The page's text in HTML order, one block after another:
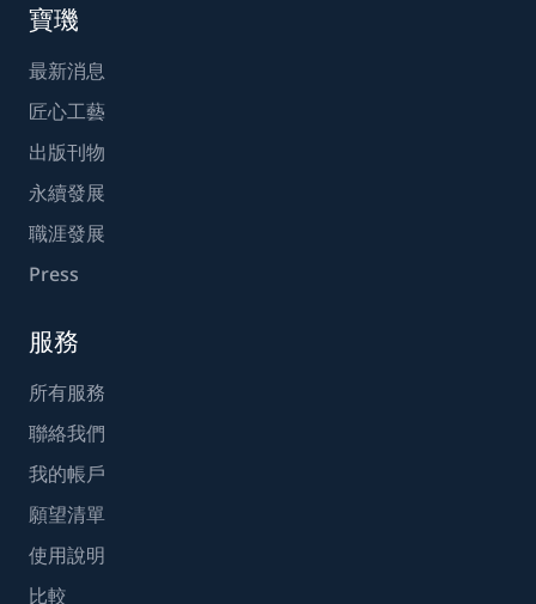
寶璣
最新消息
匠心工藝
出版刊物
永續發展
職涯發展
Press
服務
所有服務
聯絡我們
我的帳戶
願望清單
使用說明
比較